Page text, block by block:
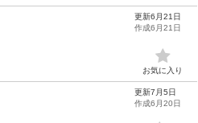
更新6月21日
作成6月21日
お気に入り
更新7月5日
作成6月20日